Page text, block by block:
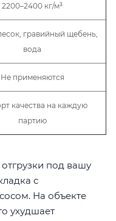
2200–2400 кг/м³
гравийный щебень,
вода
Не применяются
качества на каждую
партию
под вашу
с
На объекте
ухудшает